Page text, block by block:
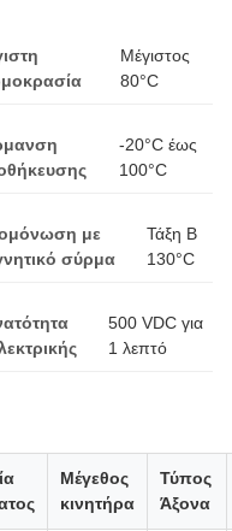
Μέγιστος
80°C
-20°C έως
100°C
με
σύρμα
Τάξη Β
130°C
500 VDC για
1 λεπτό
Μέγεθος
κινητήρα
Τύπος
Άξονα